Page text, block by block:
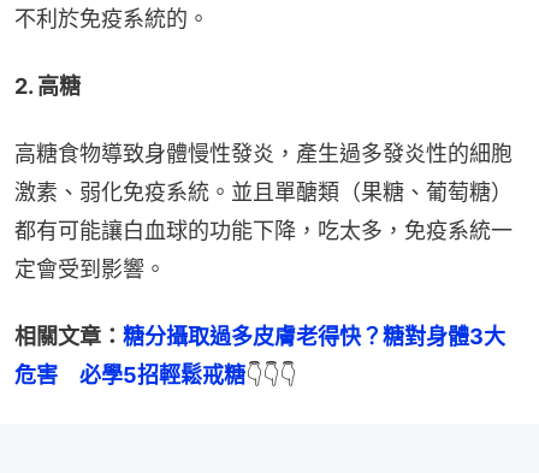
不利於免疫系統的。
2. 高糖
高糖食物導致身體慢性發炎，產生過多發炎性的細胞
激素、弱化免疫系統。並且單醣類（果糖、葡萄糖）
都有可能讓白血球的功能下降，吃太多，免疫系統一
定會受到影響。
相關文章： 糖分攝取過多皮膚老得快？糖對身體3大
危害　必學5招輕鬆戒糖👇👇👇